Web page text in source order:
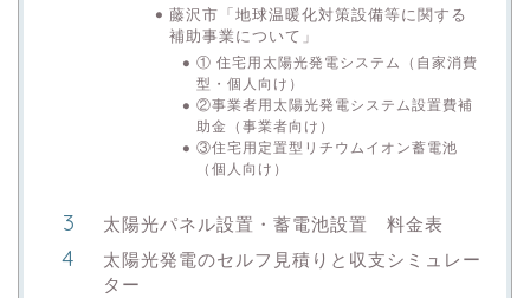
藤沢市「地球温暖化対策設備等に関する
補助事業について」
① 住宅用太陽光発電システム（自家消費
型・個人向け）
②事業者用太陽光発電システム設置費補
助金（事業者向け）
③住宅用定置型リチウムイオン蓄電池
（個人向け）
太陽光パネル設置・蓄電池設置 料金表
太陽光発電のセルフ見積りと収支シミュレー
ター